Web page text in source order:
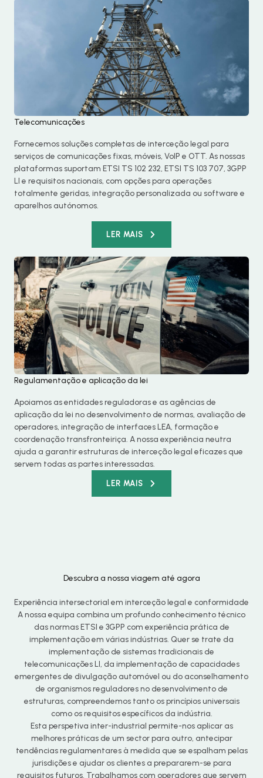
Telecomunicações
Fornecemos soluções completas de interceção legal para
serviços de comunicações fixas, móveis, VoIP e OTT. As nossas
plataformas suportam ETSI TS 102 232, ETSI TS 103 707, 3GPP
LI e requisitos nacionais, com opções para operações
totalmente geridas, integração personalizada ou software e
aparelhos autónomos.
LER MAIS
Regulamentação e aplicação da lei
Apoiamos as entidades reguladoras e as agências de
aplicação da lei no desenvolvimento de normas, avaliação de
operadores, integração de interfaces LEA, formação e
coordenação transfronteiriça. A nossa experiência neutra
ajuda a garantir estruturas de interceção legal eficazes que
servem todas as partes interessadas.
LER MAIS
Descubra a nossa viagem até agora
Experiência intersectorial em interceção legal e conformidade
A nossa equipa combina um profundo conhecimento técnico
das normas ETSI e 3GPP com experiência prática de
implementação em várias indústrias. Quer se trate da
implementação de sistemas tradicionais de
telecomunicações LI, da implementação de capacidades
emergentes de divulgação automóvel ou do aconselhamento
de organismos reguladores no desenvolvimento de
estruturas, compreendemos tanto os princípios universais
como os requisitos específicos da indústria.
Esta perspetiva inter-industrial permite-nos aplicar as
melhores práticas de um sector para outro, antecipar
tendências regulamentares à medida que se espalham pelas
jurisdições e ajudar os clientes a prepararem-se para
requisitos futuros. Trabalhamos com operadores que servem
Chinese